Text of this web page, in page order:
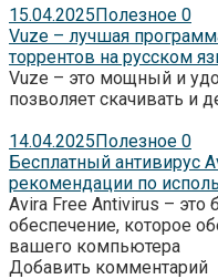
15.04.2025Полезное 0
Vuze – лучшая
торрентов на русском
Vuze – это мощный и
позволяет скачивать и
14.04.2025Полезное 0
Бесплатный антивирус
рекомендации по
Avira Free Antivirus – это
обеспечение, которое
вашего компьютера
Добавить комментарий